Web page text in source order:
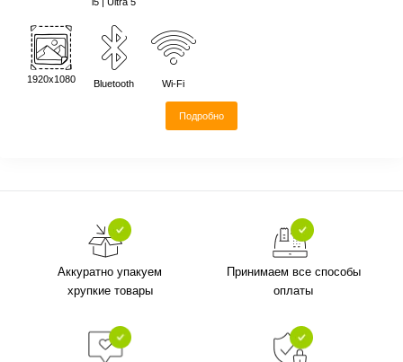
1920х1080 Bluetooth Wi-Fi
Подробно
Аккуратно упакуем
хрупкие товары
Принимаем все способы
оплаты